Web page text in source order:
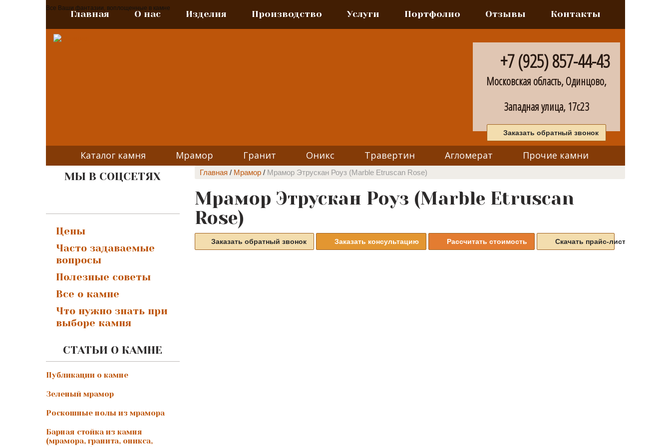
Все Ваши фантазии, воплощенные в камне
Главная О нас Изделия Производство Услуги Портфолио Отзывы Контакты
+7 (925) 857-44-43
Московская область, Одинцово,
Западная улица, 17с23
Заказать обратный звонок
Каталог камня Мрамор Гранит Оникс Травертин Агломерат Прочие камни
МЫ В СОЦСЕТЯХ
Цены
Часто задаваемые
вопросы
Полезные советы
Все о камне
Что нужно знать при
выборе камня
СТАТЬИ О КАМНЕ
Публикации о камне
Зеленый мрамор
Роскошные полы из мрамора
Барная стойка из камня
(мрамора, гранита, оникса,
Главная / Мрамор / Мрамор Этрускан Роуз (Marble Etruscan Rose)
Мрамор Этрускан Роуз (Marble Etruscan
Rose)
Заказать обратный звонок Заказать консультацию Рассчитать стоимость Скачать прайс-листы